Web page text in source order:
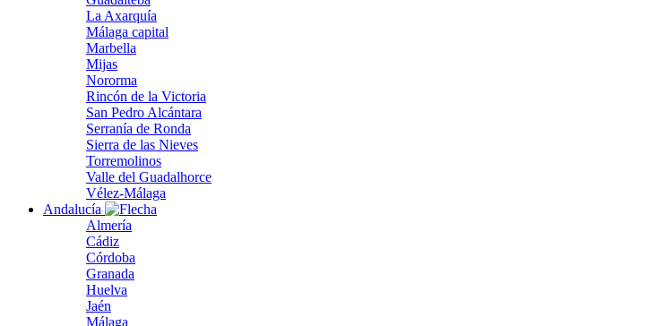
La Axarquía
Málaga capital
Marbella
Mijas
Nororma
Rincón de la Victoria
San Pedro Alcántara
Serranía de Ronda
Sierra de las Nieves
Torremolinos
Valle del Guadalhorce
Vélez-Málaga
Andalucía
Almería
Cádiz
Córdoba
Granada
Huelva
Jaén
Málaga